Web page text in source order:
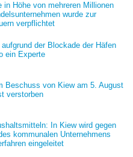
Höhe von mehreren Millionen
wurde zur
verpflichtet
der Blockade der Häfen
ein Experte
Beschuss von Kiew am 5. August
verstorben
In Kiew wird gegen
kommunalen Unternehmens
eingeleitet